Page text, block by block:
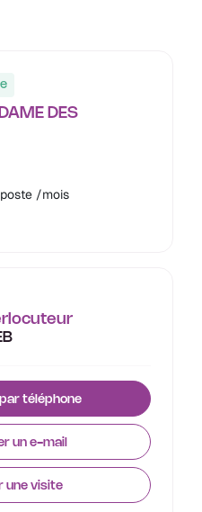
DES
/mois
téléphone
un e-mail
une visite